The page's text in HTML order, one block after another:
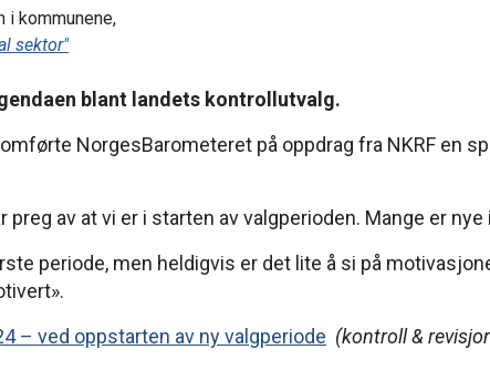
i kommunene,
sektor"
blant landets kontrollutvalg.
NorgesBarometeret på oppdrag fra NKRF en
av at vi er i starten av valgperioden. Mange er
periode, men heldigvis er det lite å si på
– ved oppstarten av ny valgperiode (kontroll &